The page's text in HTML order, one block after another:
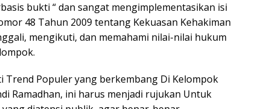
bukti “ dan sangat mengimplementasikan isi
48 Tahun 2009 tentang Kekuasan Kehakiman
mengikuti, dan memahami nilai-nilai hukum
Trend Populer yang berkembang Di Kelompok
Ramadhan, ini harus menjadi rujukan Untuk